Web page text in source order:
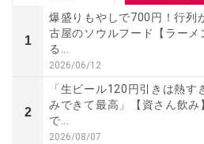
1
爆盛りもやしで700円！行列
古屋のソウルフード【ラーメ
る...
2026/06/12
2
「生ビール120円引きは熱す
みできて最高」【資さん飲み
で...
2026/08/07